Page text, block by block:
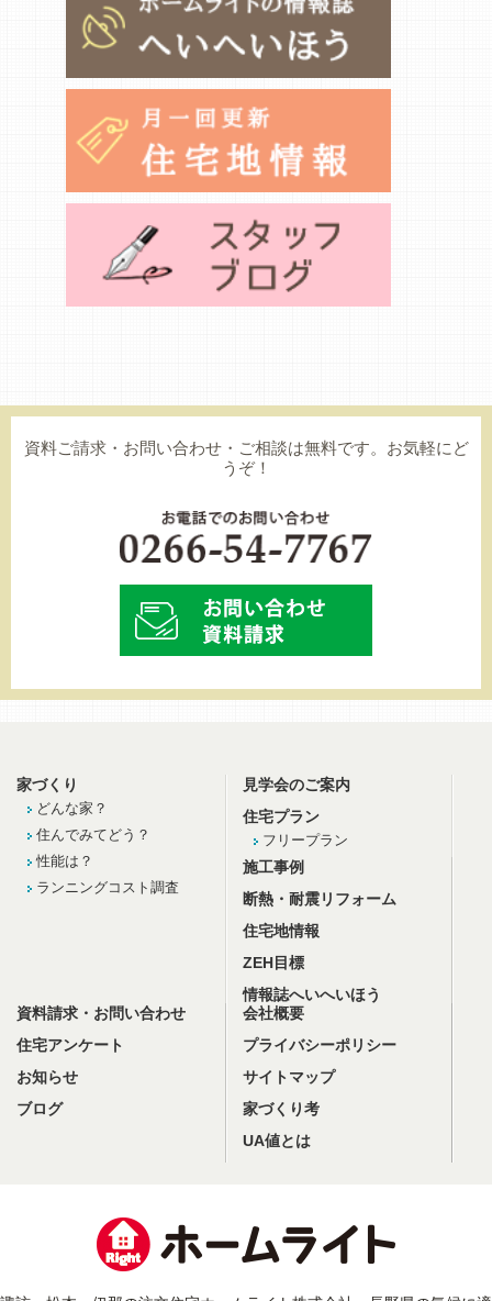
資料ご請求・お問い合わせ・ご相談は無料です。お気軽にど
うぞ！
家づくり
どんな家？
住んでみてどう？
性能は？
ランニングコスト調査
見学会のご案内
住宅プラン
フリープラン
施工事例
断熱・耐震リフォーム
住宅地情報
ZEH目標
情報誌へいへいほう
資料請求・お問い合わせ
住宅アンケート
お知らせ
ブログ
会社概要
プライバシーポリシー
サイトマップ
家づくり考
UA値とは